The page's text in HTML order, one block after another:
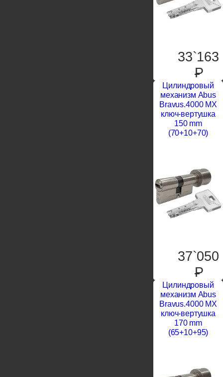
33`163
P
Цилиндровый
механизм Abus
Bravus.4000 MX
ключ-вертушка
150 mm
(70+10+70)
37`050
P
Цилиндровый
механизм Abus
Bravus.4000 MX
ключ-вертушка
170 mm
(65+10+95)